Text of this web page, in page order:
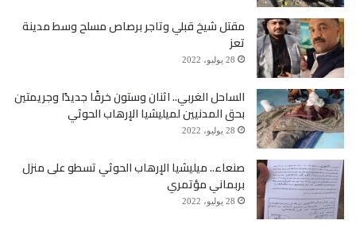
مقتل شيخ قبلي وتاجر برصاص مسلح وسط مدينة
تعز
28 يوليو، 2022
الساحل الغربي.. اثنان وستون خرقًا جديدًا وجريمتين
بحق المدنيين لميليشيا الإرهاب الحوثي
28 يوليو، 2022
صنعاء.. ميليشيا الإرهاب الحوثي تسطو على منزل
بربماني مؤتمري
28 يوليو، 2022